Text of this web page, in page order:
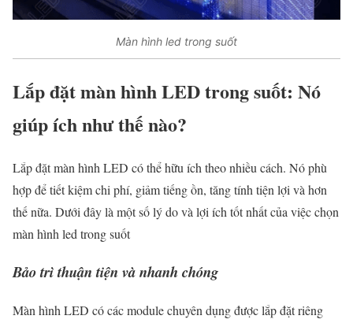
Màn hình led trong suốt
Lắp đặt màn hình LED trong suốt: Nó
giúp ích như thế nào?
Lắp đặt màn hình LED có thể hữu ích theo nhiều cách. Nó phù
hợp để tiết kiệm chi phí, giảm tiếng ồn, tăng tính tiện lợi và hơn
thế nữa. Dưới đây là một số lý do và lợi ích tốt nhất của việc chọn
màn hình led trong suốt
Bảo trì thuận tiện và nhanh chóng
Màn hình LED có các module chuyên dụng được lắp đặt riêng